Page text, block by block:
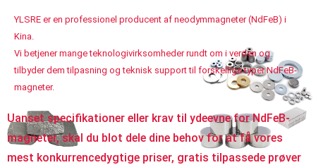
YLSRE er en professionel producent af neodymmagneter (NdFeB) i
Kina.
Vi betjener mange teknologivirksomheder rundt om i verden og
tilbyder dem tilpasning og teknisk support til forskellige typer NdFeB-
magneter.
Uanset specifikationer eller krav til ydeevne for NdFeB-
magneter, skal du blot dele dine behov for at få vores
mest konkurrencedygtige priser, gratis tilpassede prøver